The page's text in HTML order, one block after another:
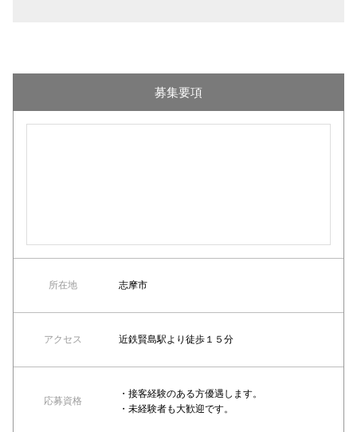
募集要項
所在地 志摩市
アクセス 近鉄賢島駅より徒歩１５分
応募資格
・接客経験のある方優遇します。
・未経験者も大歓迎です。